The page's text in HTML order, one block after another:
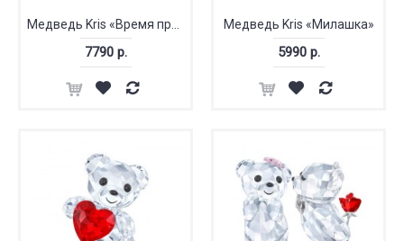
Медведь Kris «Время праздновать»
7790 р.
Медведь Kris «Милашка»
5990 р.